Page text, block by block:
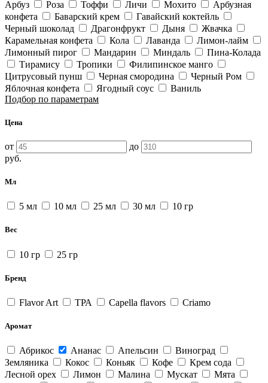
Арбуз Роза Тоффи Личи Мохито
Арбузная
конфета
Баварский крем
Гавайский коктейль
Черный шоколад
Драгонфрукт Дыня
Жвачка
Карамельная конфета
Кола Лаванда
Лимон-лайм
Лимонный пирог
Мандарин Миндаль
Пина-Колада
Тирамису
Тропики
Филипинское манго
Цитрусовый пунш
Черная смородина
Черный Ром
Яблочная конфета
Ягодный соус
Ваниль
Подбор по параметрам
Цена
от
до
руб.
Мл
5 мл 10 мл 25 мл 30 мл 10 гр
Вес
10 гр 25 гр
Бренд
Flavor Art ТРА Capella flavors Criamo
Аромат
Абрикос Ананас Апельсин
Виноград
Земляника
Кокос Коньяк Кофе
Крем сода
Лесной орех
Лимон Малина Мускат
Мята